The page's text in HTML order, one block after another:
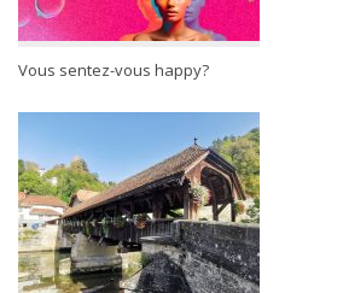
Vous sentez-vous happy?